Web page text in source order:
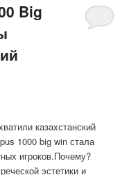
Big
казахстанский
1000 big win стала
игроков.Почему?
эстетики и